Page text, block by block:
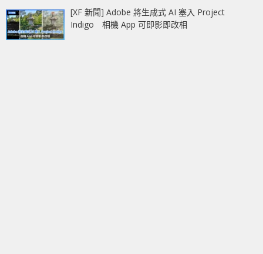
[XF 新聞] Adobe 將生成式 AI 塞入 Project
Indigo 相機 App 可即影即改相